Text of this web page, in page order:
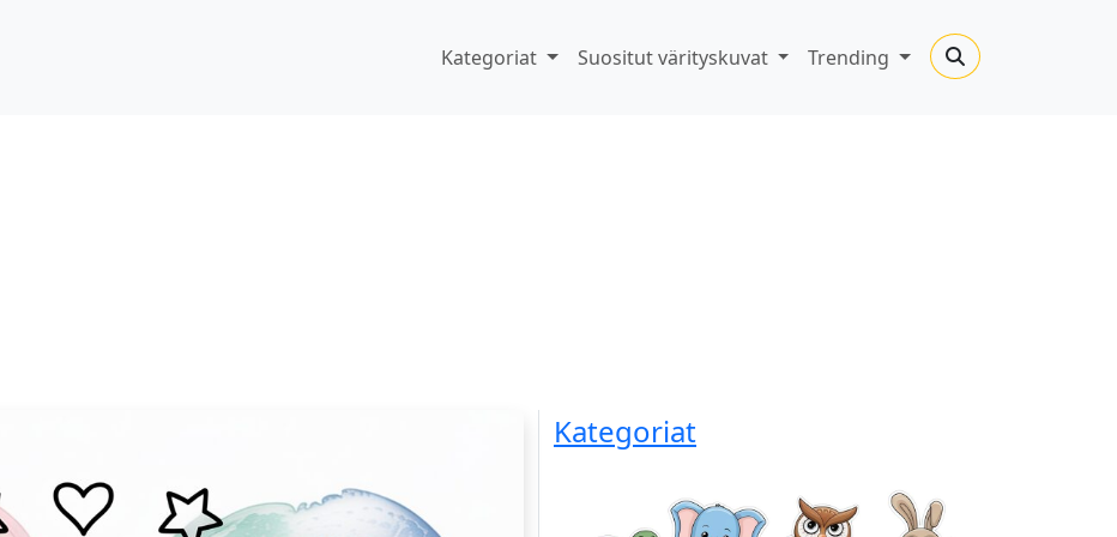
Kategoriat Suositut värityskuvat Trending
Kategoriat